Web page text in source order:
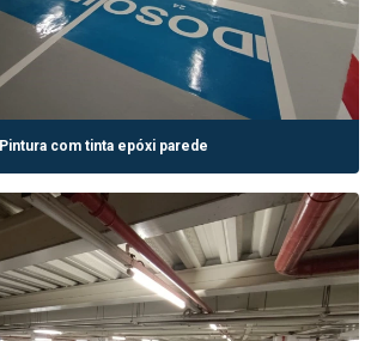
Pintura com tinta epóxi parede